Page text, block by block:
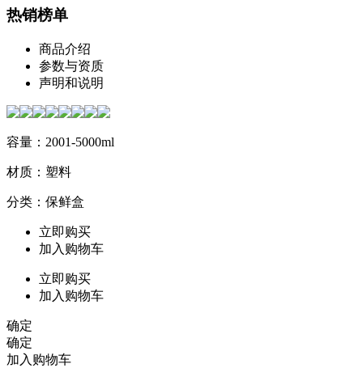
热销榜单
商品介绍
参数与资质
声明和说明
容量：2001-5000ml
材质：塑料
分类：保鲜盒
立即购买
加入购物车
立即购买
加入购物车
确定
确定
加入购物车